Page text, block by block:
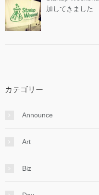
加してきました
カテゴリー
Announce
Art
Biz